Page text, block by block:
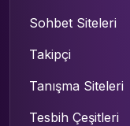
Sohbet Siteleri
Takipçi
Tanışma Siteleri
Tesbih Çeşitleri